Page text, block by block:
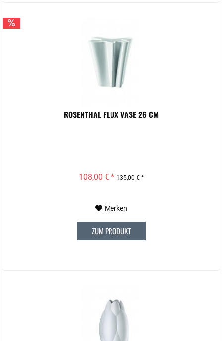
ROSENTHAL FLUX VASE 26 CM
108,00 € * 135,00 € *
Merken
ZUM PRODUKT